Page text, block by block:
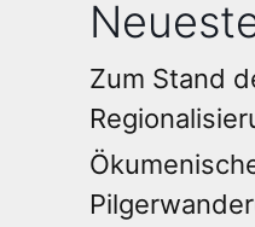
Zum Stand